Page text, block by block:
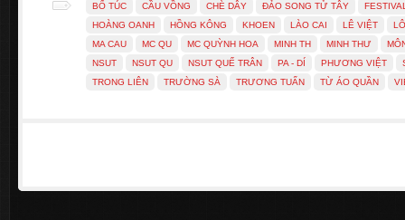
BỔ TÚC CẦU VỒNG CHÈ DÂY ĐẢO SONG TỬ TÂY
HOÀNG OANH
HỒNG KÔNG KHOEN LÀO CAI LÊ VIỆT
MA CAU
MC QU MC QUỲNH HOA MINH TH MINH THƯ
NSUT
NSUT QU NSUT QUẾ TRÂN PA - DÍ PHƯƠNG VIỆT
TRONG LIÊN
TRƯỜNG SÀ TRƯƠNG TUẤN TỪ ÁO QUẦN